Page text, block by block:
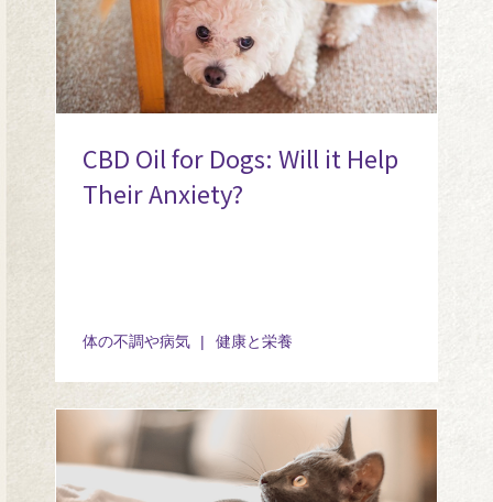
CBD Oil for Dogs: Will it Help
Their Anxiety?
体の不調や病気 健康と栄養